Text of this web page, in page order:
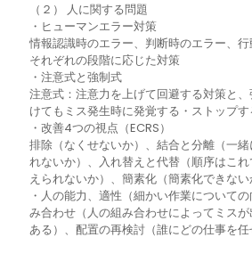
（２） 人に関する問題
・ヒューマンエラー対策
情報認識時のエラー、判断時のエラー、行
それぞれの段階に応じた対策
・注意式と強制式
注意式：注意力を上げて回避する対策と
けてもミス発生時に発覚する・ストップ
・改善4つの視点（ECRS）
排除（なくせないか）、結合と分離（一
れないか）、入れ替えと代替（順序はこ
えられないか）、簡素化（簡素化できない
・人の能力、適性（細かい作業について
み合わせ（人の組み合わせによってミス
ある）、配置の再検討（誰にどの仕事を任